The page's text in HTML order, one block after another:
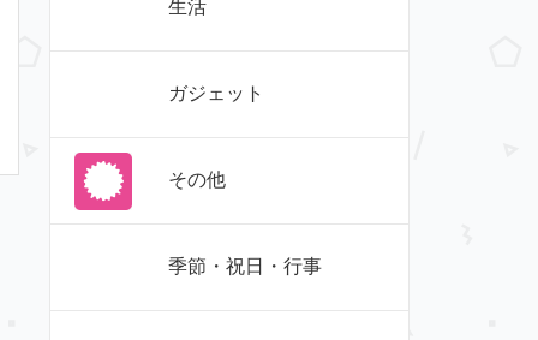
生活
ガジェット
その他
季節・祝日・行事